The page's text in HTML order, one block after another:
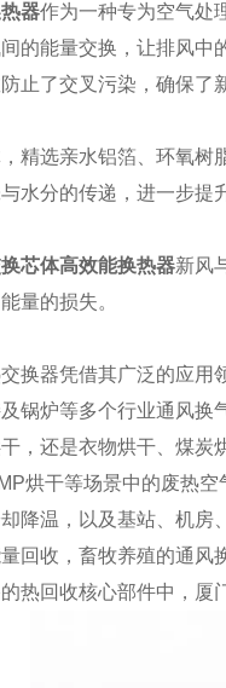
器作为一种专为空气处
的能量交换，让排风
止了交叉污染，确保了
精选亲水铝箔、环氧
水分的传递，进一步提
芯体高效能换热器新风
量的损失。
换器凭借其广泛的应
锅炉等多个行业通风
，还是衣物烘干、煤
烘干等场景中的废热
降温，以及基站、机
回收，畜牧养殖的通风
热回收核心部件中，厦